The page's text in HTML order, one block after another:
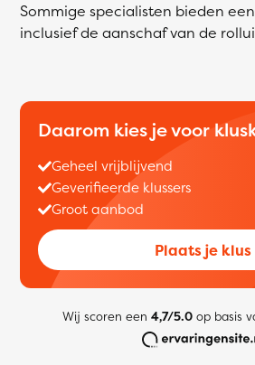
Sommige specialisten bieden
inclusief de aanschaf van de
Daarom kies je voor
Geheel vrijblijvend
Geverifieerde klussers
Groot aanbod
Plaats je klus
Wij scoren een 4,7/5.0op basis